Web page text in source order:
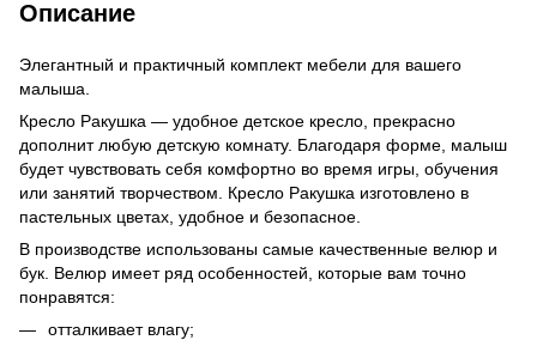
Описание
Элегантный и практичный комплект мебели для вашего
малыша.
Кресло Ракушка — удобное детское кресло, прекрасно
дополнит любую детскую комнату. Благодаря форме, малыш
будет чувствовать себя комфортно во время игры, обучения
или занятий творчеством. Кресло Ракушка изготовлено в
пастельных цветах, удобное и безопасное.
В производстве использованы самые качественные велюр и
бук. Велюр имеет ряд особенностей, которые вам точно
понравятся:
отталкивает влагу;